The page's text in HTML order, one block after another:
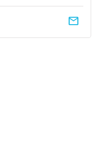
email